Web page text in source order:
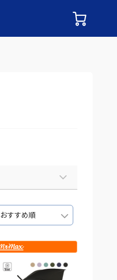
おすすめ順